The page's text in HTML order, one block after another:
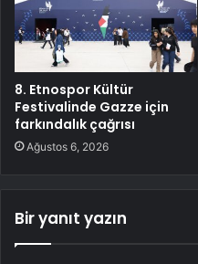
8. Etnospor Kültür
Festivalinde Gazze için
farkındalık çağrısı
Ağustos 6, 2026
Bir yanıt yazın